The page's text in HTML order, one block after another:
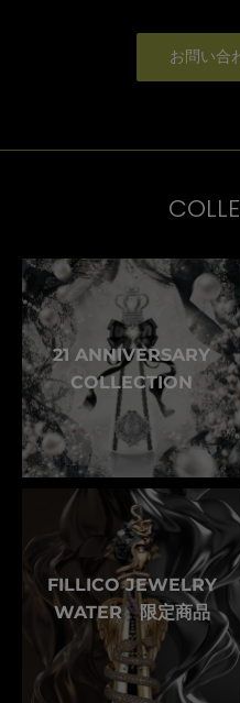
お問い合
21 ANNIVERSARY
COLLECTION
FILLICO JEWELRY
WATER 限定商品